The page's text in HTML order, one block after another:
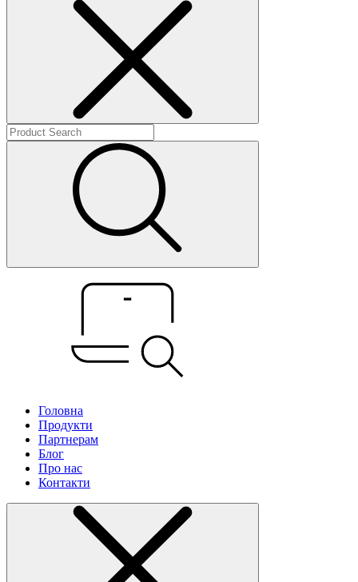
Головна
Продукти
Партнерам
Блог
Про нас
Контакти